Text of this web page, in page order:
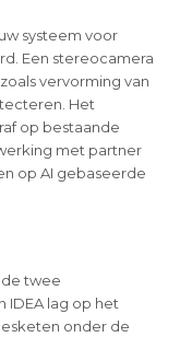
systeem voor
Een stereocamera
vervorming van
Het
op bestaande
met partner
op AI gebaseerde
twee
IDEA lag op het
onder de